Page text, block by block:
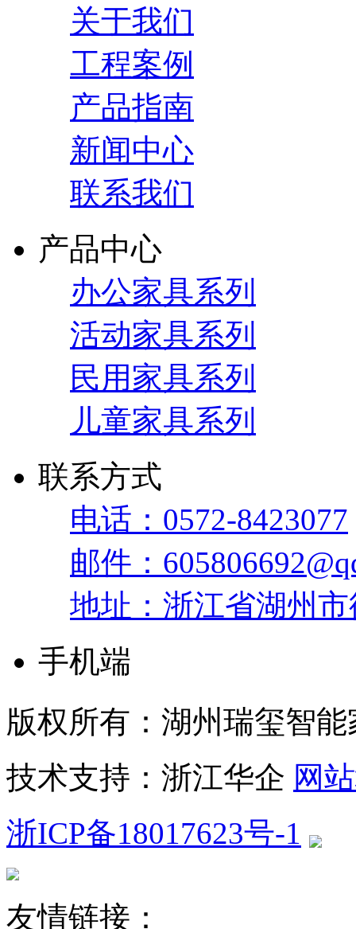
关于我们
工程案例
产品指南
新闻中心
联系我们
产品中心
办公家具系列
活动家具系列
民用家具系列
儿童家具系列
联系方式
电话：0572-8423077
邮件：
地址：浙江省湖州
手机端
版权所有：湖州瑞玺智能
技术支持：浙江华企 网
浙ICP备18017623号-1
友情链接：